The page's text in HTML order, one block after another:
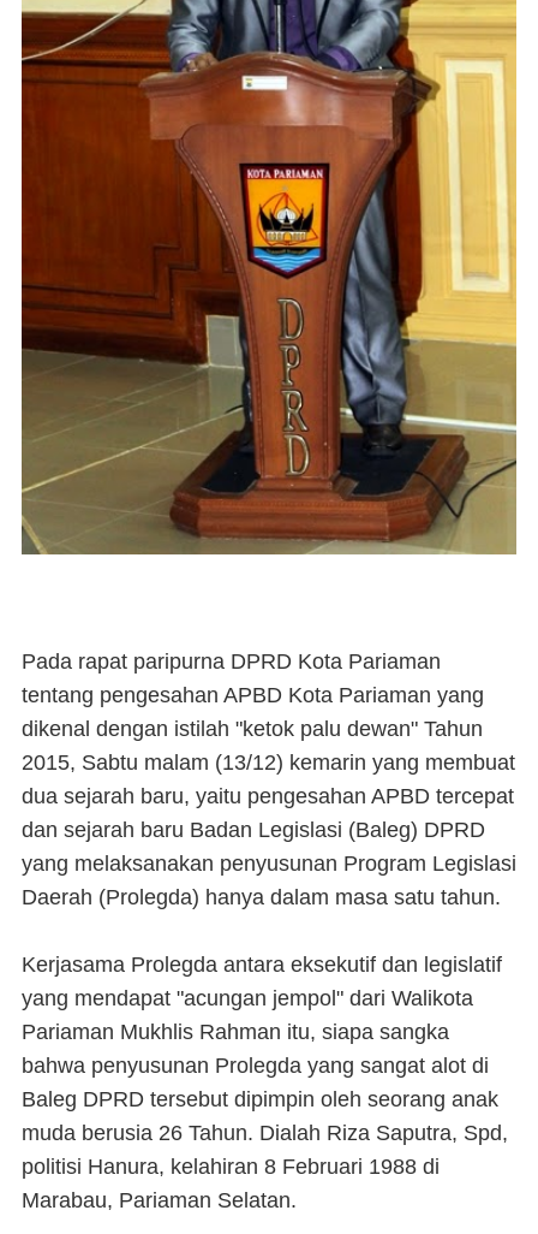
Pada rapat paripurna DPRD Kota Pariaman
tentang pengesahan APBD Kota Pariaman yang
dikenal dengan istilah "ketok palu dewan" Tahun
2015, Sabtu malam (13/12) kemarin yang membuat
dua sejarah baru, yaitu pengesahan APBD tercepat
dan sejarah baru Badan Legislasi (Baleg) DPRD
yang melaksanakan penyusunan Program Legislasi
Daerah (Prolegda) hanya dalam masa satu tahun.
Kerjasama Prolegda antara eksekutif dan legislatif
yang mendapat "acungan jempol" dari Walikota
Pariaman Mukhlis Rahman itu, siapa sangka
bahwa penyusunan Prolegda yang sangat alot di
Baleg DPRD tersebut dipimpin oleh seorang anak
muda berusia 26 Tahun. Dialah Riza Saputra, Spd,
politisi Hanura, kelahiran 8 Februari 1988 di
Marabau, Pariaman Selatan.